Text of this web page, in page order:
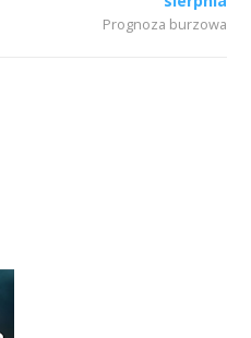
Prognoza burzowa